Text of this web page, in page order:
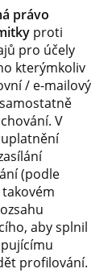
právo
proti
pro účely
kterýmkoliv
/ e-mailový
V
(podle
aby splnil
profilování.